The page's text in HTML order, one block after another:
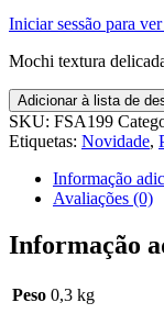
Iniciar sessão para
Mochi textura
Adicionar à lista de
SKU: FSA199
Etiquetas: Novidade,
Informação
Avaliações (0)
Informação
Peso 0,3 kg